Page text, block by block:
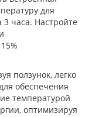
для
3 часа. Настройте
ползунок, легко
обеспечения
температурой
оптимизируя